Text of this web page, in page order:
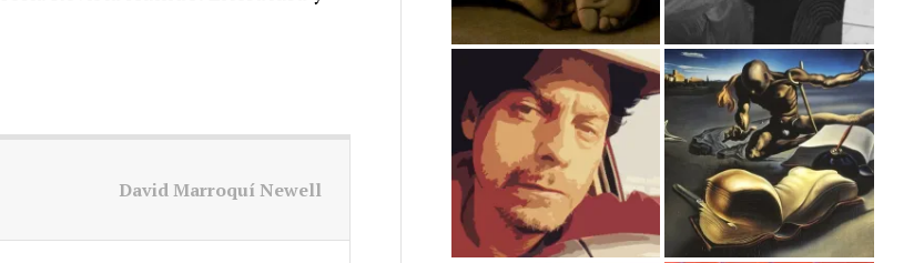
David Marroquí Newell